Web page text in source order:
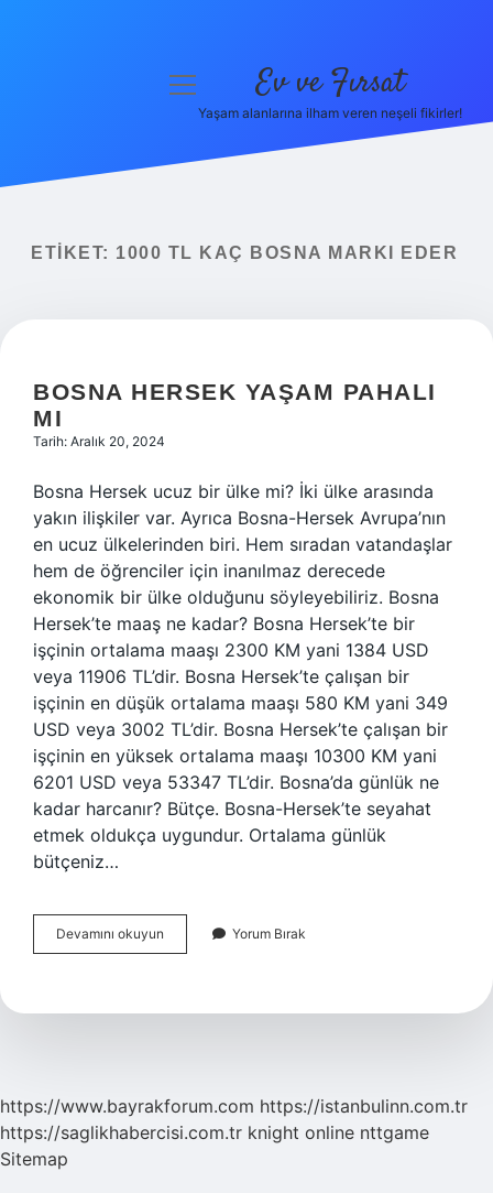
Yasal Uyarı
menüyü
Ev ve Fırsat
Yaşam alanlarına ilham veren neşeli fikirler!
ETIKET: 1000 TL KAÇ BOSNA MARKI EDER
BOSNA HERSEK YAŞAM PAHALI
MI
Tarih: Aralık 20, 2024
Bosna Hersek ucuz bir ülke mi? İki ülke arasında
yakın ilişkiler var. Ayrıca Bosna-Hersek Avrupa’nın
en ucuz ülkelerinden biri. Hem sıradan vatandaşlar
hem de öğrenciler için inanılmaz derecede
ekonomik bir ülke olduğunu söyleyebiliriz. Bosna
Hersek’te maaş ne kadar? Bosna Hersek’te bir
işçinin ortalama maaşı 2300 KM yani 1384 USD
veya 11906 TL’dir. Bosna Hersek’te çalışan bir
işçinin en düşük ortalama maaşı 580 KM yani 349
USD veya 3002 TL’dir. Bosna Hersek’te çalışan bir
işçinin en yüksek ortalama maaşı 10300 KM yani
6201 USD veya 53347 TL’dir. Bosna’da günlük ne
kadar harcanır? Bütçe. Bosna-Hersek’te seyahat
etmek oldukça uygundur. Ortalama günlük
bütçeniz…
Devamını okuyun
Hersek
Mı
Yorum Bırak
https://www.bayrakforum.com https://istanbulinn.com.tr
https://saglikhabercisi.com.tr knight online nttgame
Sitemap